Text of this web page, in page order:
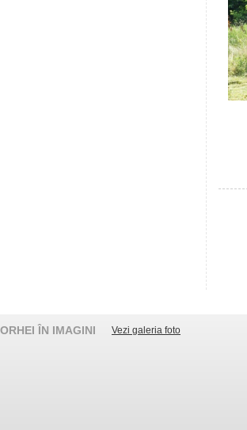
ORHEI ÎN IMAGINI Vezi galeria foto